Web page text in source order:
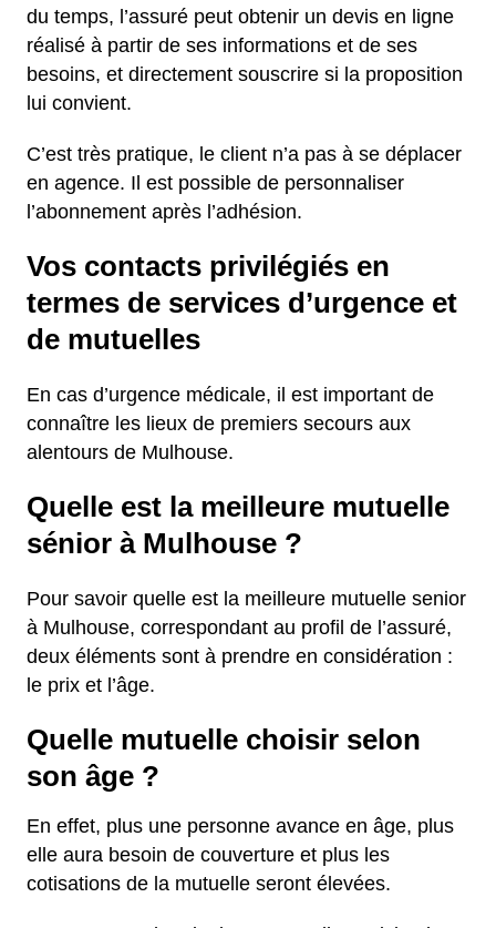
du temps, l’assuré peut obtenir un devis en ligne
réalisé à partir de ses informations et de ses
besoins, et directement souscrire si la proposition
lui convient.
C’est très pratique, le client n’a pas à se déplacer
en agence. Il est possible de personnaliser
l’abonnement après l’adhésion.
Vos contacts privilégiés en
termes de services d’urgence et
de mutuelles
En cas d’urgence médicale, il est important de
connaître les lieux de premiers secours aux
alentours de Mulhouse.
Quelle est la meilleure mutuelle
sénior à Mulhouse ?
Pour savoir quelle est la meilleure mutuelle senior
à Mulhouse, correspondant au profil de l’assuré,
deux éléments sont à prendre en considération :
le prix et l’âge.
Quelle mutuelle choisir selon
son âge ?
En effet, plus une personne avance en âge, plus
elle aura besoin de couverture et plus les
cotisations de la mutuelle seront élevées.